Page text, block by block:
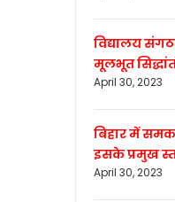
विद्यालय
मूलभूत
April 30, 2023
बिहार में
इसके प्रमुख
April 30, 2023